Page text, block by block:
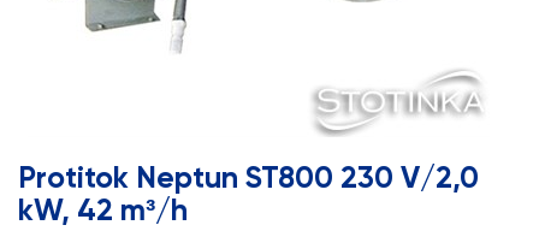
Protitok Neptun ST800 230 V/2,0
kW, 42 m³/h